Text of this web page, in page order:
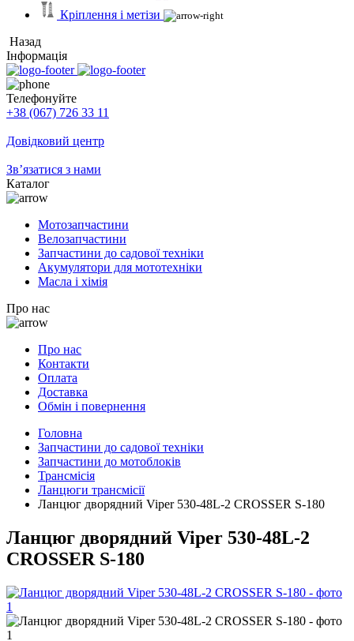
Кріплення і метізи
Назад
Інформація
Телефонуйте
+38 (067) 726 33 11
Довідковий центр
Зв’язатися з нами
Каталог
Мотозапчастини
Велозапчастини
Запчастини до садової техніки
Акумулятори для мототехніки
Масла і хімія
Про нас
Про нас
Контакти
Оплата
Доставка
Обмін і повернення
Головна
Запчастини до садової техніки
Запчастини до мотоблоків
Трансмісія
Ланцюги трансмісії
Ланцюг дворядний Viper 530-48L-2 CROSSER S-180
Ланцюг дворядний Viper 530-48L-2
CROSSER S-180